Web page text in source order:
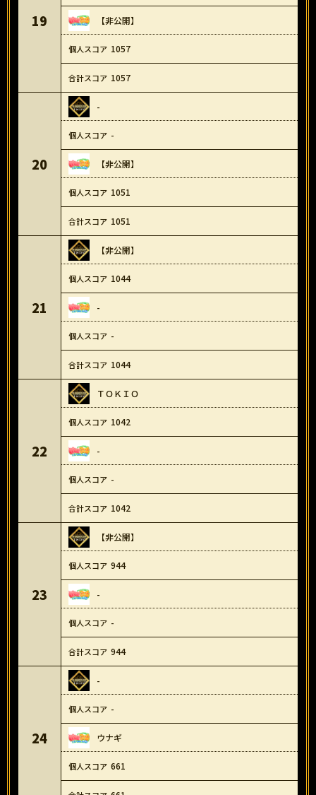
19 【非公開】
1057
1057
20
-
-
【非公開】
1051
1051
21
【非公開】
1044
-
-
1044
22
ＴＯＫＩＯ
1042
-
-
1042
23
【非公開】
944
-
-
944
24
-
-
ウナギ
661